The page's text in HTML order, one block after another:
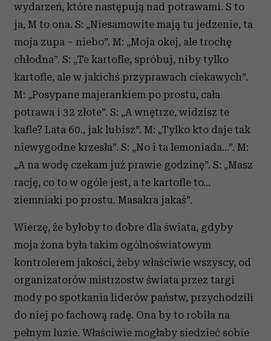
wydarzeń, które następują nad potrawami. S to
ja, M to ona. S: „Niesamowite mają tu jedzenie, ta
moja zupa – niebo”. M: „Moja okej, ale trochę
chłodna”. S: „Te kartofle, spróbuj, niby tylko
kartofle, ale w jakichś przyprawach ciekawych”.
M: „Posypane majerankiem po prostu, cała
potrawa i 32 złote”. S: „A wnętrze, widzisz te
kafle? Lata 60., jak lubisz”. M: „Tylko kto daje tak
niewygodne krzesła”. S: „No i ta lemoniada...”. M:
„A na wodę czekam już prawie godzinę”. S: „Masz
rację, co to w ogóle jest, a te kartofle to...
ziemniaki po prostu. Masakra jakaś”.
Wierzę, że byłoby to dobre dla świata, gdyby
moja żona była takim ogólnoświatowym
kontrolerem jakości, żeby właściwie wszyscy, od
organizatorów mistrzostw świata przez targi
mody po spotkania liderów państw, przychodzili
do niej po fachową radę. Ona by to robiła na
pełnym luzie. Właściwie mogłaby siedzieć sobie